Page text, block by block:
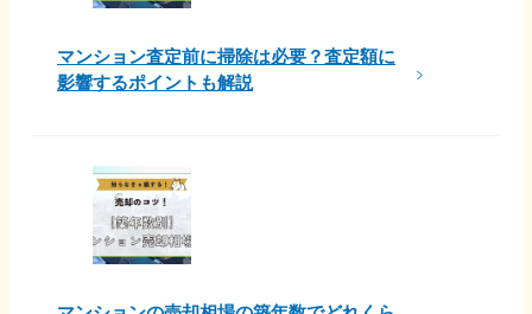
マンション査定前に掃除は必要？査定額に
影響するポイントも解説